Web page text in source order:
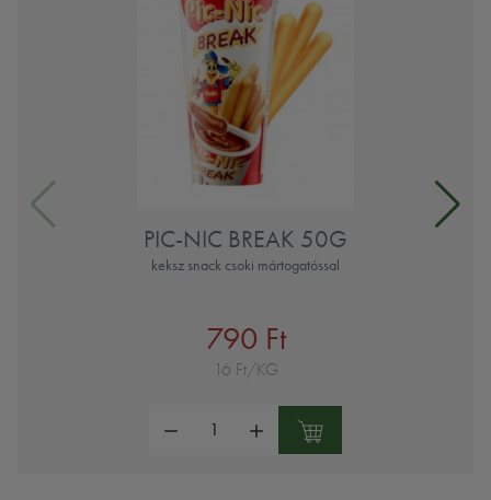
PIC-NIC BREAK 50G
keksz snack csoki mártogatóssal
790 Ft
16 Ft/KG